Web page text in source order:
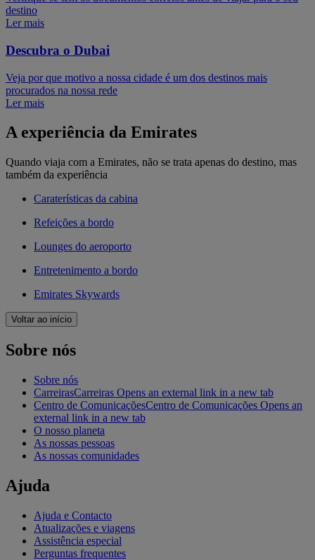
destino
Ler mais
Descubra o Dubai
Veja por que motivo a nossa cidade é um dos destinos mais
procurados na nossa rede
Ler mais
A experiência da Emirates
Quando viaja com a Emirates, não se trata apenas do destino, mas
também da experiência
Caraterísticas da cabina
Refeições a bordo
Lounges do aeroporto
Entretenimento a bordo
Emirates Skywards
Voltar ao início
Sobre nós
Sobre nós
CarreirasCarreiras Opens an external link in a new tab
Centro de ComunicaçõesCentro de Comunicações Opens an
external link in a new tab
O nosso planeta
As nossas pessoas
As nossas comunidades
Ajuda
Ajuda e Contacto
Atualizações e viagens
Assistência especial
Perguntas frequentes